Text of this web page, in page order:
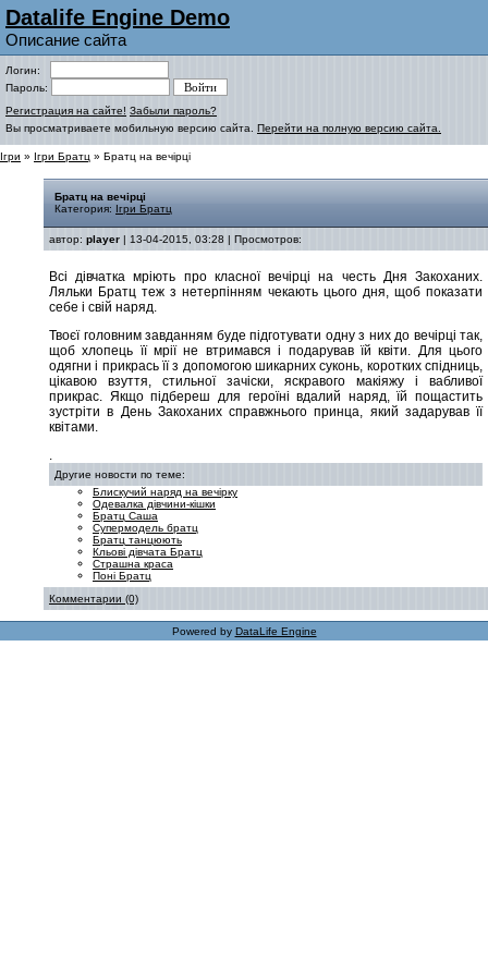
Datalife Engine Demo
Описание сайта
Логин:
Пароль:
Регистрация на сайте! Забыли пароль?
Вы просматриваете мобильную версию сайта. Перейти на полную версию сайта.
Ігри » Ігри Братц » Братц на вечірці
Братц на вечірці
Категория: Ігри Братц
автор: player | 13-04-2015, 03:28 | Просмотров:
Всі дівчатка мріють про класної вечірці на честь Дня Закоханих.
Ляльки Братц теж з нетерпінням чекають цього дня, щоб показати
себе і свій наряд.
Твоєї головним завданням буде підготувати одну з них до вечірці так,
щоб хлопець її мрії не втримався і подарував їй квіти. Для цього
одягни і прикрась її з допомогою шикарних суконь, коротких спідниць,
цікавою взуття, стильної зачіски, яскравого макіяжу і вабливої
прикрас. Якщо підбереш для героїні вдалий наряд, їй пощастить
зустріти в День Закоханих справжнього принца, який задарував її
квітами.
.
Другие новости по теме:
Блискучий наряд на вечірку
Одевалка дівчини-кішки
Братц Саша
Супермодель братц
Братц танцюють
Кльові дівчата Братц
Страшна краса
Поні Братц
Комментарии (0)
Powered by DataLife Engine